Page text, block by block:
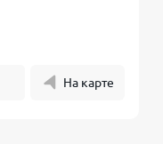
На карте